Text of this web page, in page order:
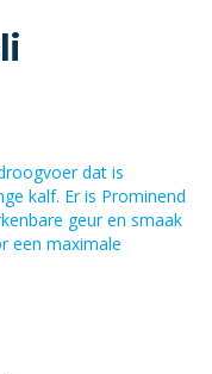
dat is
kalf. Er is Prominend
geur en smaak
een maximale